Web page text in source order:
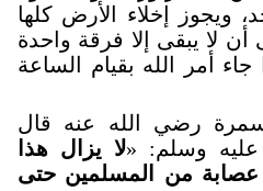
ويجوز إخلاء الأرض كلها
أن لا يبقى إلا فرقة واحدة
جاء أمر الله بقيام الساعة
رضي الله عنه قال
وسلم: «لا يزال هذا
عصابة من المسلمين حتى